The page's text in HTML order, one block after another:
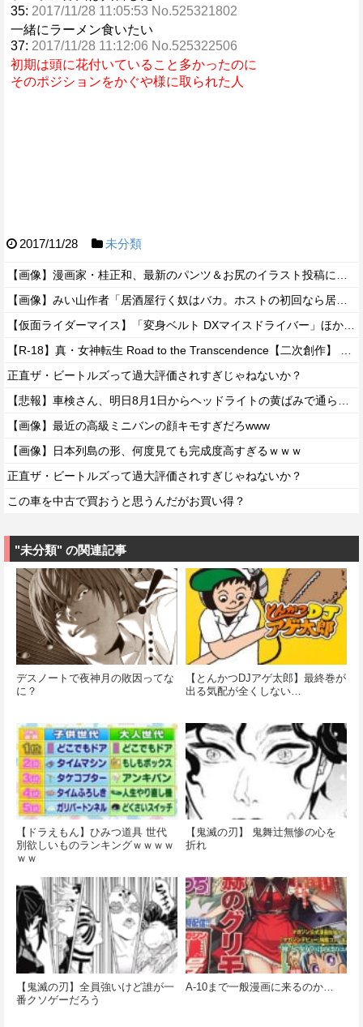
35: 2017/11/28 11:05:53 No.525321802
一緒にラーメン食いたい
37: 2017/11/28 11:12:06 No.525322506
初期は頭に花付いていること多かったのに
そのポジションをかぐや様に取られた人
2017/11/28 未分類
正直ザ・ビートルズって過大評価されすぎじゃねないか？
【画像】最近の高級ミニバンの顔キモすぎだろwww
【画像】日本列島の形、何度見ても完成度高すぎるｗｗｗ
正直ザ・ビートルズって過大評価されすぎじゃねないか？
この車を中古で買おうと思うんだがお買い得？
"未分類" の関連記事
デスノートで夜神月の敗因ってな
に？
【とんかつDJアゲ太郎】最終巻が
出る気配が全くしない…
【ドラえもん】ひみつ道具 世代
別欲しいものランキングｗｗｗｗ
ｗｗ
【鬼滅の刃】 鬼舞辻無惨の心を
折れ
【鬼滅の刃】全員強いけど誰が一
番クソゲーだろう
A-10まで一般漫画に来るのか…